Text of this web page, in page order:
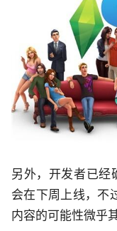
另外，开发者已经
会在下周上线，不
内容的可能性微乎其